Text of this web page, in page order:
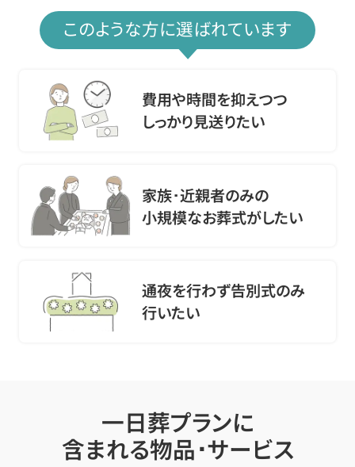
このような方に選ばれています
費用や時間を抑えつつ
しっかり見送りたい
家族･近親者のみの
小規模なお葬式がしたい
通夜を行わず告別式のみ
行いたい
一日葬プランに
含まれる物品･サービス